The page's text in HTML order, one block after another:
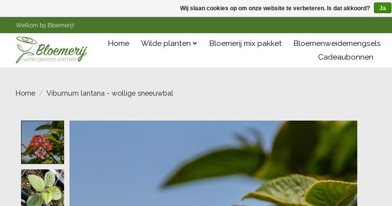
Welkom bij Bloemerij!
Home Wilde planten Bloemerij mix pakket Bloemenweidemengsels
Cadeaubonnen
Home / Viburnum lantana - wollige sneeuwbal
Wij slaan cookies op om onze website te verbeteren. Is dat akkoord? Ja